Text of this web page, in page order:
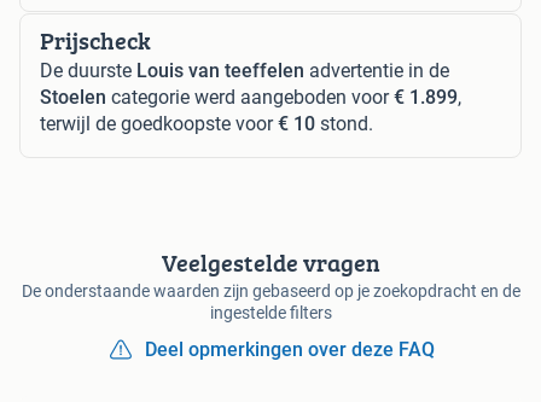
Prijscheck
De duurste Louis van teeffelen advertentie in de
Stoelen categorie werd aangeboden voor€ 1.899,
terwijl de goedkoopste voor€ 10 stond.
Veelgestelde vragen
De onderstaande waarden zijn gebaseerd op je zoekopdracht en de
ingestelde filters
Deel opmerkingen over deze FAQ